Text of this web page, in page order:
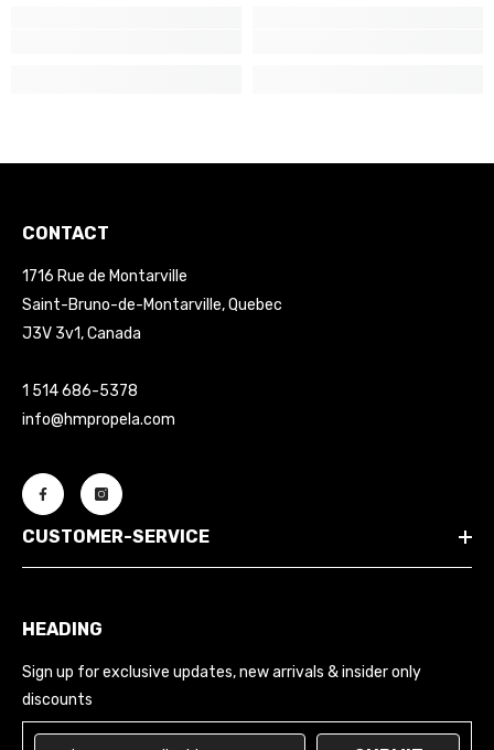
CONTACT
1716 Rue de Montarville
Saint-Bruno-de-Montarville, Quebec
J3V 3v1, Canada
1 514 686-5378
info@hmpropela.com
CUSTOMER-SERVICE
HEADING
Sign up for exclusive updates, new arrivals & insider only
discounts